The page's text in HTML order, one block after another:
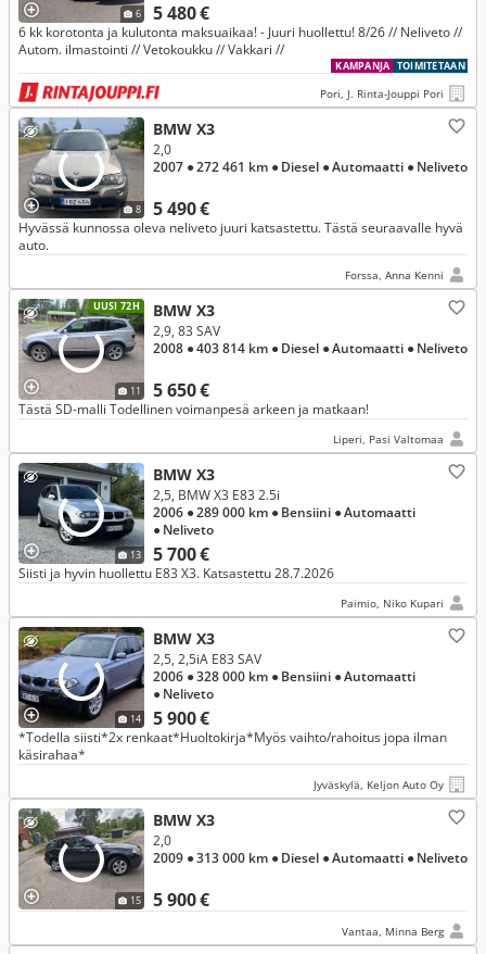
6 5 480 €
6 kk korotonta ja kulutonta maksuaikaa! - Juuri huollettu! 8/26 // Neliveto //
Autom. ilmastointi // Vetokoukku // Vakkari //
TOIMITETAAN
KAMPANJA
Pori, J. Rinta-Jouppi Pori
8
BMW X3
5 490 €
2,0
2007 ● 272 461 km ● Diesel ● Automaatti ● Neliveto
Hyvässä kunnossa oleva neliveto juuri katsastettu. Tästä seuraavalle hyvä
auto.
Forssa, Anna Kenni
UUSI 72H
11
BMW X3
5 650 €
2,9, 83 SAV
2008 ● 403 814 km ● Diesel ● Automaatti ● Neliveto
Tästä SD-malli Todellinen voimanpesä arkeen ja matkaan!
Liperi, Pasi Valtomaa
13
BMW X3
5 700 €
2,5, BMW X3 E83 2.5i
2006 ● 289 000 km ● Bensiini ● Automaatti
● Neliveto
Siisti ja hyvin huollettu E83 X3. Katsastettu 28.7.2026
Paimio, Niko Kupari
14
BMW X3
5 900 €
2,5, 2,5iA E83 SAV
2006 ● 328 000 km ● Bensiini ● Automaatti
● Neliveto
*Todella siisti*2x renkaat*Huoltokirja*Myös vaihto/rahoitus jopa ilman
käsirahaa*
Jyväskylä, Keljon Auto Oy
15
BMW X3
5 900 €
2,0
2009 ● 313 000 km ● Diesel ● Automaatti ● Neliveto
Vantaa, Minna Berg